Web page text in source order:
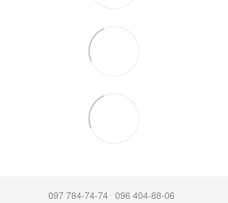
097 784-74-74 096 404-88-06